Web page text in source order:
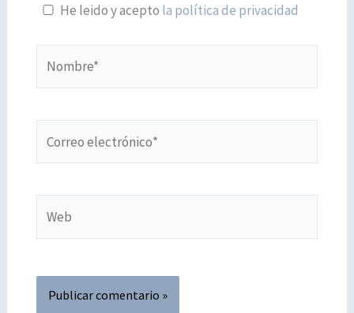
He leido y acepto la política de privacidad
electrónico*